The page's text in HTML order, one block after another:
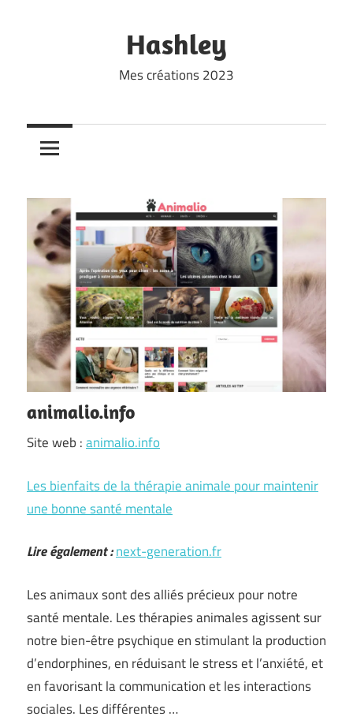
Hashley
Mes créations 2023
animalio.info
Site web :animalio.info
Les bienfaits de la thérapie animale pour maintenir
une bonne santé mentale
Lire également :next-generation.fr
Les animaux sont des alliés précieux pour notre
santé mentale. Les thérapies animales agissent sur
notre bien-être psychique en stimulant la production
d’endorphines, en réduisant le stress et l’anxiété, et
en favorisant la communication et les interactions
sociales. Les différentes …